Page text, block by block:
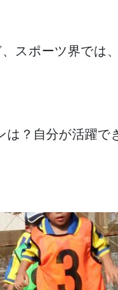
スポーツ界では
？自分が活躍